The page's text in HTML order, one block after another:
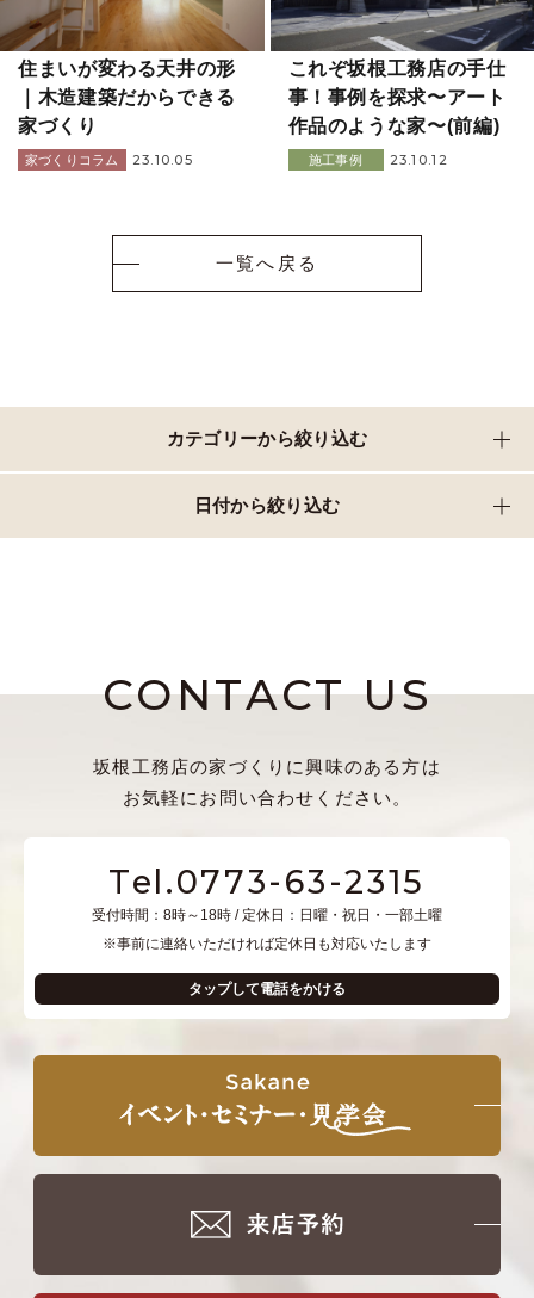
住まいが変わる天井の形
｜木造建築だからできる
家づくり
家づくりコラム 23.10.05
これぞ坂根工務店の手仕
事！事例を探求〜アート
作品のような家〜(前編)
施工事例 23.10.12
一覧へ戻る
カテゴリーから絞り込む
日付から絞り込む
CONTACT US
坂根工務店の家づくりに興味のある方は
お気軽にお問い合わせください。
Tel.0773-63-2315
受付時間：8時～18時 / 定休日：日曜・祝日・一部土曜
※事前に連絡いただければ定休日も対応いたします
タップして電話をかける